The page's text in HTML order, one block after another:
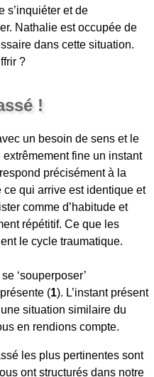
s’inquiéter et de
Nathalie est occupée de
dans cette situation.
?
!
un besoin de sens et le
fine un instant
précisément à la
qui arrive est identique et
comme d’habitude et
répétitif. Ce que les
le cycle traumatique.
‘souperposer’
(1). L’instant présent
situation similaire du
en rendions compte.
les plus pertinentes sont
ont structurés dans notre